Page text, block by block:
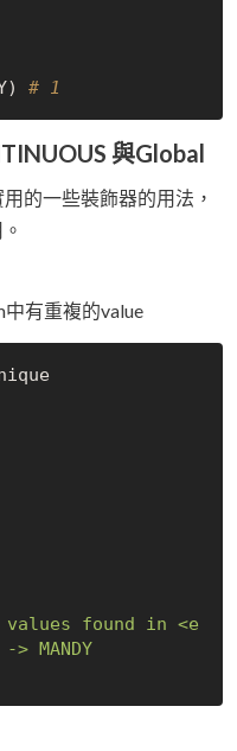
# 1
與Global
的一些裝飾器的用法，
中有重複的value
found in <e
MANDY